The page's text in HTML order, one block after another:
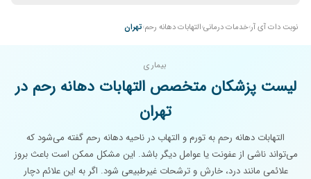
نوبت دات آی آر خدمات درمانی التهابات دهانه رحم تهران
بیماری
لیست پزشکان متخصص التهابات دهانه رحم در
تهران
التهابات دهانه رحم به تورم و التهاب در ناحیه دهانه رحم گفته می‌شود که
می‌تواند ناشی از عفونت یا عوامل دیگر باشد. این مشکل ممکن است باعث بروز
علائمی مانند درد، خارش و ترشحات غیرطبیعی شود. اگر به این علائم دچار